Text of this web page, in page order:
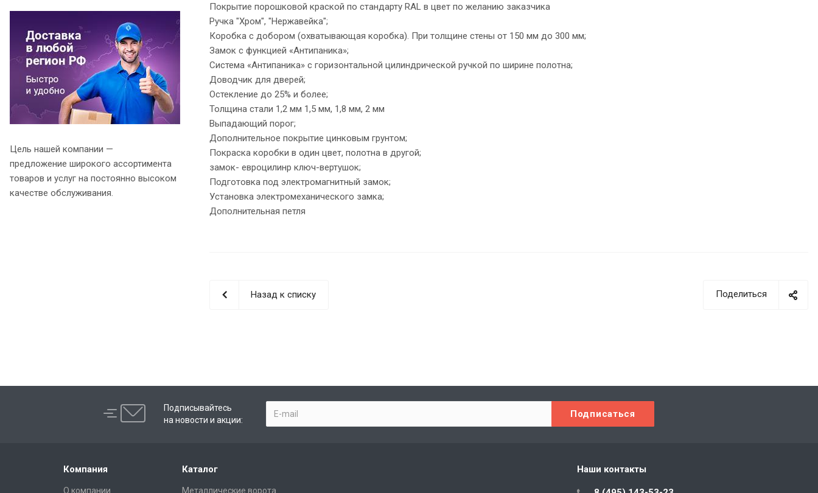
Покрытие порошковой краской по стандарту RAL в цвет по желанию заказчика
Ручка "Хром", "Нержавейка";
Коробка с добором (охватывающая коробка). При толщине стены от 150 мм до 300 мм;
Замок с функцией «Антипаника»;
Система «Антипаника» с горизонтальной цилиндрической ручкой по ширине полотна;
Доводчик для дверей;
Остекление до 25% и более;
Толщина стали 1,2 мм 1,5 мм, 1,8 мм, 2 мм
Выпадающий порог;
Дополнительное покрытие цинковым грунтом;
Покраска коробки в один цвет, полотна в другой;
замок- евроцилинр ключ-вертушок;
Подготовка под электромагнитный замок;
Установка электромеханического замка;
Дополнительная петля
Поделиться
Назад к списку
Цель нашей компании —
предложение широкого ассортимента
товаров и услуг на постоянно высоком
качестве обслуживания.
Подписывайтесь
на новости и акции:
Компания
О компании
Каталог
Металлические ворота
Наши контакты